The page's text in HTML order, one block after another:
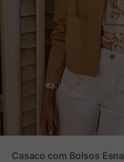
Casaco com Bolsos Esna